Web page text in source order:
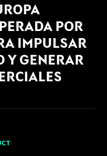
POR
IMPULSAR
Y GENERAR